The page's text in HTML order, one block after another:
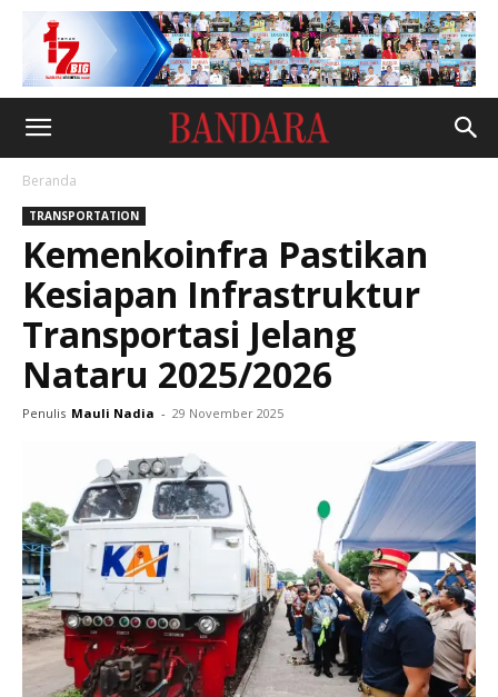
Beranda
TRANSPORTATION
Kemenkoinfra Pastikan
Kesiapan Infrastruktur
Transportasi Jelang
Nataru 2025/2026
Penulis Mauli Nadia - 29 November 2025